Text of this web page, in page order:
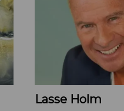
Lasse Holm